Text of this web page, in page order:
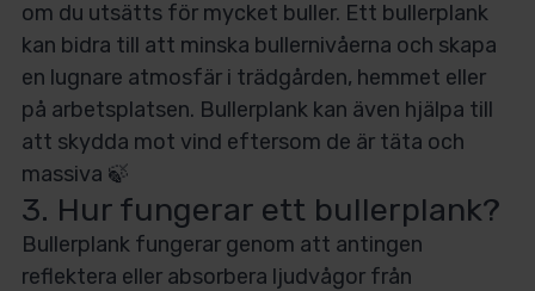
om du utsätts för mycket buller. Ett bullerplank
kan bidra till att minska bullernivåerna och skapa
en lugnare atmosfär i trädgården, hemmet eller
på arbetsplatsen. Bullerplank kan även hjälpa till
att skydda mot vind eftersom de är täta och
massiva 🍃
3. Hur fungerar ett bullerplank?
Bullerplank fungerar genom att antingen
reflektera eller absorbera ljudvågor från